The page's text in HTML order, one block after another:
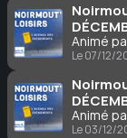
Animé
Le 07/12/
Animé
Le 03/12/